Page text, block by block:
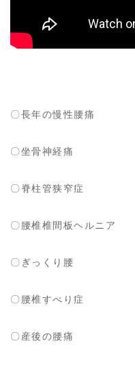
〇長年の慢性腰痛
〇坐骨神経痛
〇脊柱管狭窄症
〇腰椎椎間板ヘルニア
〇ぎっくり腰
〇腰椎すべり症
〇産後の腰痛